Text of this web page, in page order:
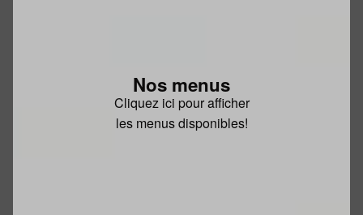
Nos menus
Cliquez ici pour afficher
les menus disponibles!